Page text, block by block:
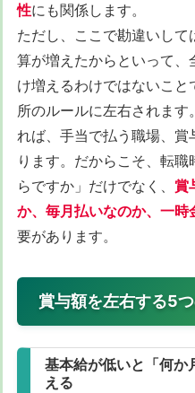
性にも関係します。
ただし、ここで勘違いし
算が増えたからといって
け増えるわけではないこ
所のルールに左右されま
れば、手当で払う職場、
ります。だからこそ、転職
らですか」だけでなく、 賞
か、毎月払いなのか、一時
要があります。
賞与額を左右する5
基本給が低いと「何か
える